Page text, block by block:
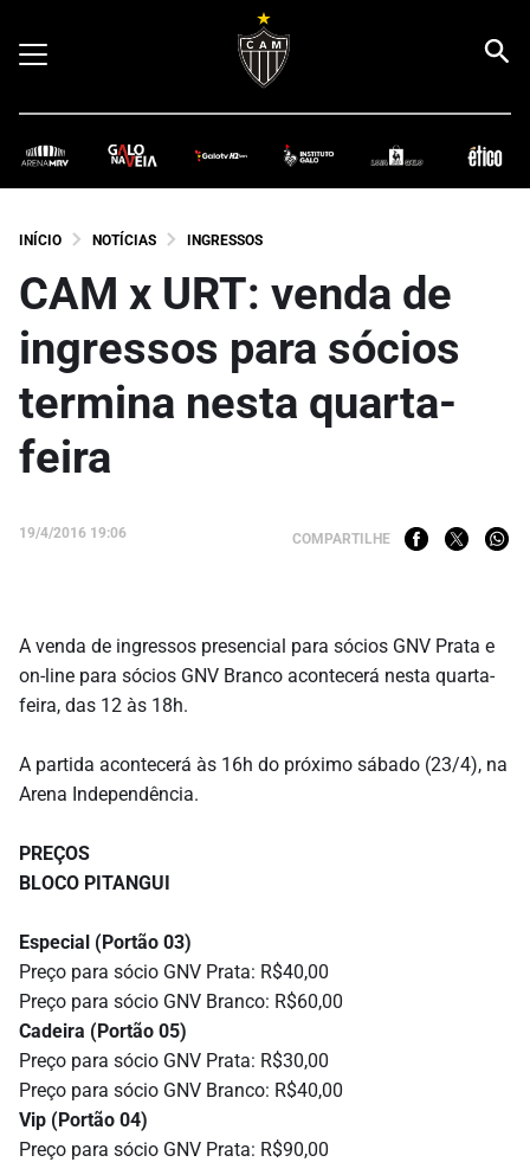
INÍCIO NOTÍCIAS INGRESSOS
CAM x URT: venda de
ingressos para sócios
termina nesta quarta-
feira
19/4/2016 19:06 COMPARTILHE
A venda de ingressos presencial para sócios GNV Prata e
on-line para sócios GNV Branco acontecerá nesta quarta-
feira, das 12 às 18h.
A partida acontecerá às 16h do próximo sábado (23/4), na
Arena Independência.
PREÇOS
BLOCO PITANGUI
Especial (Portão 03)
Preço para sócio GNV Prata: R$40,00
Preço para sócio GNV Branco: R$60,00
Cadeira (Portão 05)
Preço para sócio GNV Prata: R$30,00
Preço para sócio GNV Branco: R$40,00
Vip (Portão 04)
Preço para sócio GNV Prata: R$90,00